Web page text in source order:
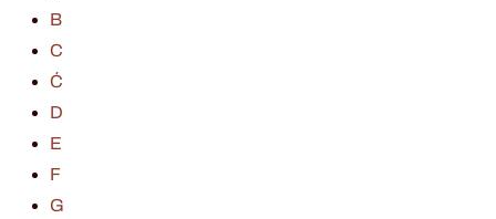
B
C
Ć
D
E
F
G